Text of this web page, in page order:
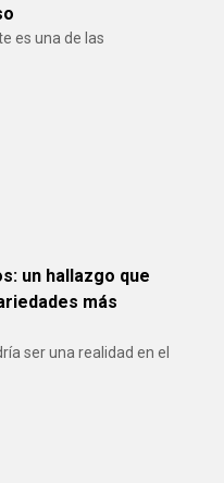
es una de las
un hallazgo que
más
ser una realidad en el